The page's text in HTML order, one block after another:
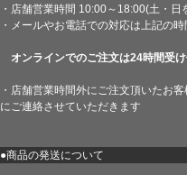
・店舗営業時間 10:00～18:00(土・日
・メールやお電話での対応は上記の
オンラインでのご注文は24時間受
・店舗営業時間外にご注文頂いたお
にご連絡させていただきます
●商品の発送について